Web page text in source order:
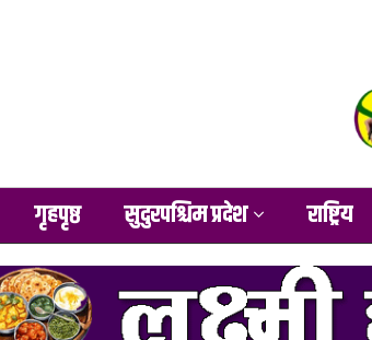
गृहपृष्ठ सुदुरपश्चिम प्रदेश राष्ट्रिय